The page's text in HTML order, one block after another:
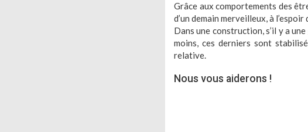
Grâce aux comportements des
d’un demain merveilleux, à
Dans une construction, s’il y a
moins, ces derniers sont
relative.
Nous vous aiderons !